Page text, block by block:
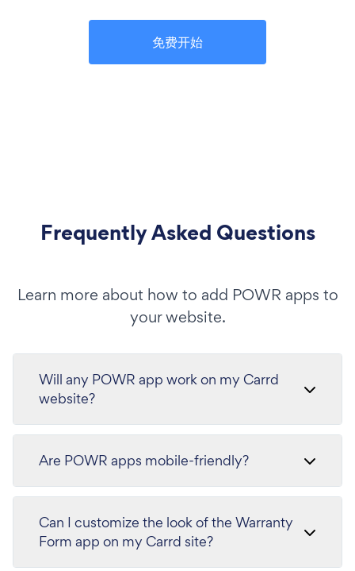
免费开始
Frequently Asked Questions
Learn more about how to add POWR apps to
your website.
Will any POWR app work on my Carrd
website?
Are POWR apps mobile-friendly?
Can I customize the look of the Warranty
Form app on my Carrd site?